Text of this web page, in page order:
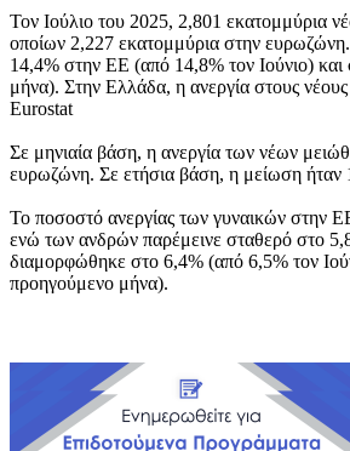
Τον Ιούλιο του 2025, 2,801 εκατομμύρια
οποίων 2,227 εκατομμύρια στην
14,4% στην ΕΕ (από 14,8% τον Ιούνιο)
μήνα). Στην Ελλάδα, η ανεργία στους
Eurostat
Σε μηνιαία βάση, η ανεργία των νέων
ευρωζώνη. Σε ετήσια βάση, η μείωση
Το ποσοστό ανεργίας των γυναικών στην
ενώ των ανδρών παρέμεινε σταθερό στο
διαμορφώθηκε στο 6,4% (από 6,5% τον
προηγούμενο μήνα).